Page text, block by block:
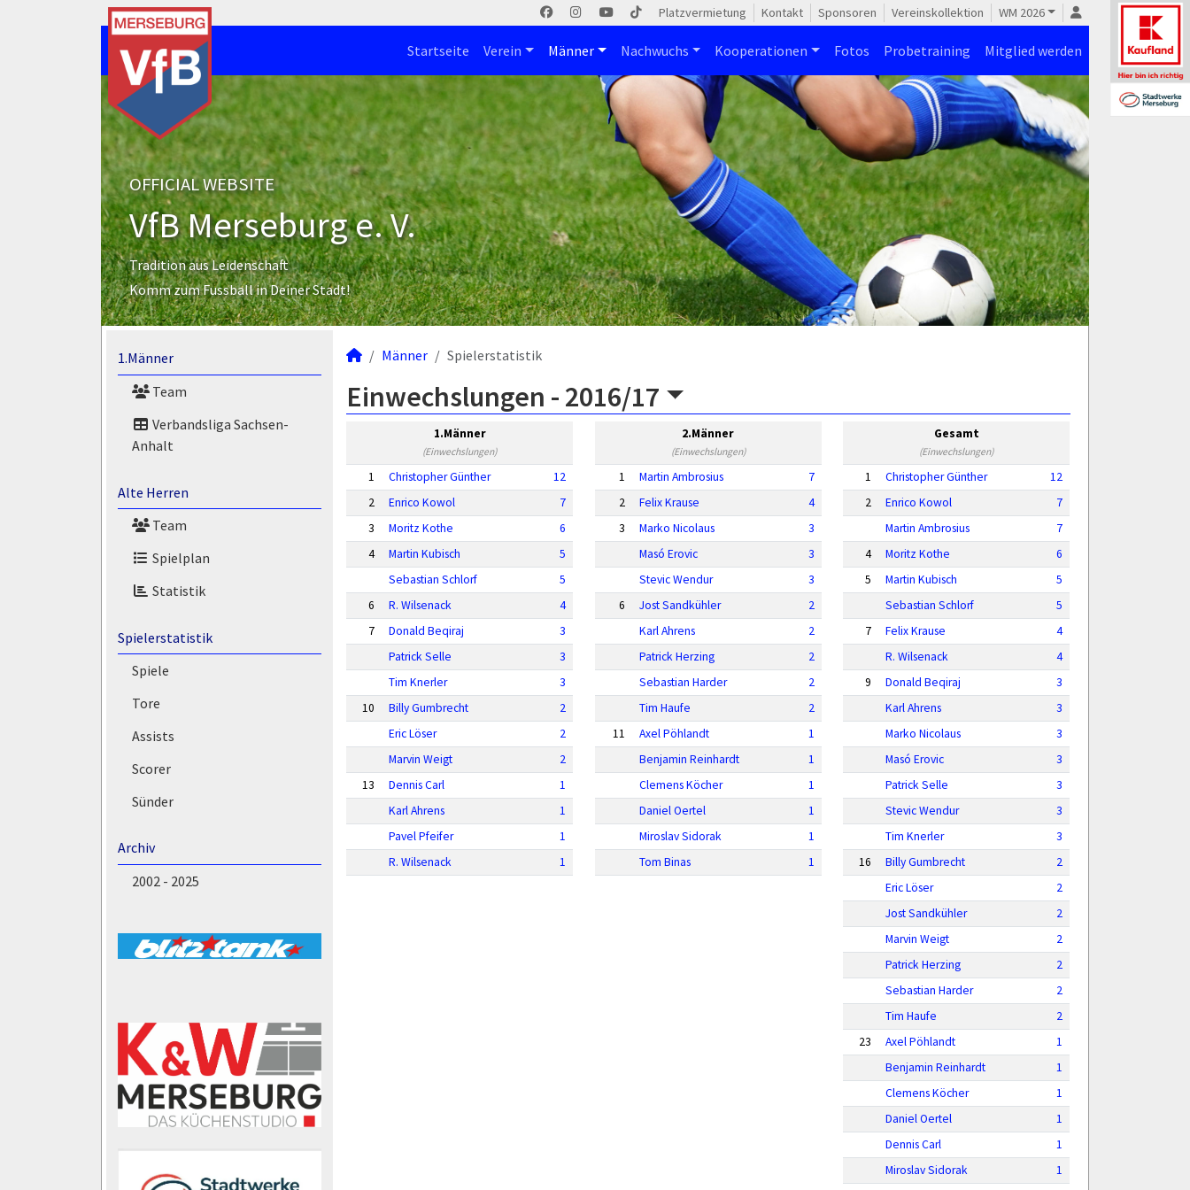
Platzvermietung Kontakt Sponsoren Vereinskollektion WM 2026
Startseite Verein Männer Nachwuchs Kooperationen Fotos Probetraining Mitglied werden
OFFICIAL WEBSITE
VfB Merseburg e. V.
Tradition aus Leidenschaft
Komm zum Fussball in Deiner Stadt!
1.Männer
Team
Verbandsliga Sachsen-
Anhalt
Alte Herren
Team
Spielplan
Statistik
Spielerstatistik
Spiele
Tore
Assists
Scorer
Sünder
Archiv
2002 - 2025
Männer Spielerstatistik
Einwechslungen - 2016/17
1.Männer
(Einwechslungen)
1 Christopher Günther
12
2
Enrico Kowol
7
3
Moritz Kothe
6
4
Martin Kubisch
5
Sebastian Schlorf
5
6
R. Wilsenack
4
7
Donald Beqiraj
3
Patrick Selle
3
Tim Knerler
3
10
Billy Gumbrecht
2
Eric Löser
2
Marvin Weigt
2
13
Dennis Carl
1
Karl Ahrens
1
Pavel Pfeifer
1
R. Wilsenack
1
2.Männer
(Einwechslungen)
1 Martin Ambrosius
7
2
Felix Krause
4
3
Marko Nicolaus
3
Masó Erovic
3
Stevic Wendur
3
6
Jost Sandkühler
2
Karl Ahrens
2
Patrick Herzing
2
Sebastian Harder
2
Tim Haufe
2
11
Axel Pöhlandt
1
Benjamin Reinhardt
1
Clemens Köcher
1
Daniel Oertel
1
Miroslav Sidorak
1
Tom Binas
1
Gesamt
(Einwechslungen)
1 Christopher Günther
12
2
Enrico Kowol
7
Martin Ambrosius
7
4
Moritz Kothe
6
5
Martin Kubisch
5
Sebastian Schlorf
5
7
Felix Krause
4
R. Wilsenack
4
9
Donald Beqiraj
3
Karl Ahrens
3
Marko Nicolaus
3
Masó Erovic
3
Patrick Selle
3
Stevic Wendur
3
Tim Knerler
3
16
Billy Gumbrecht
2
Eric Löser
2
Jost Sandkühler
2
Marvin Weigt
2
Patrick Herzing
2
Sebastian Harder
2
Tim Haufe
2
23
Axel Pöhlandt
1
Benjamin Reinhardt
1
Clemens Köcher
1
Daniel Oertel
1
Dennis Carl
1
Miroslav Sidorak
1